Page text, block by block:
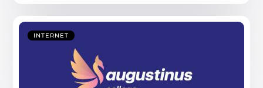
INTERNET